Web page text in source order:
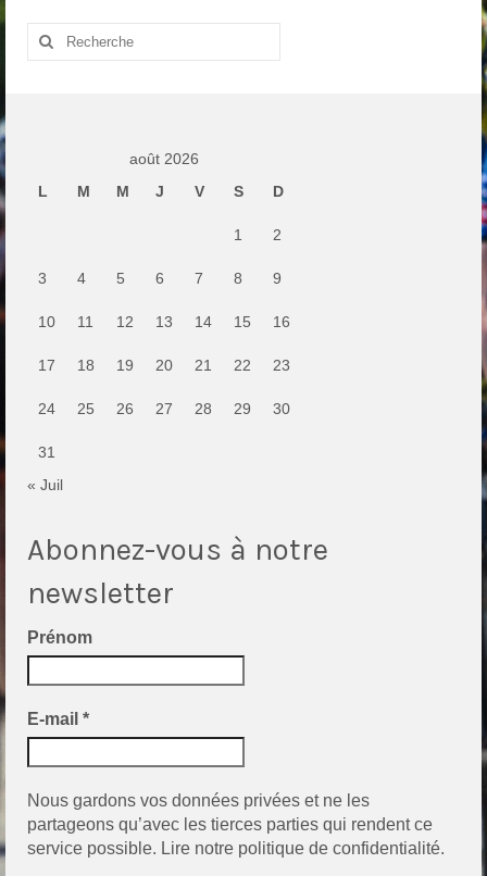
Rechercher
août 2026
L
M M J V S D
1 2
3 4 5 6 7 8 9
10 11 12 13 14 15 16
17 18 19 20 21 22 23
24 25 26 27 28 29 30
31
« Juil
Abonnez-vous à notre
newsletter
Prénom
E-mail *
Nous gardons vos données privées et ne les
partageons qu’avec les tierces parties qui rendent ce
service possible. Lire notre politique de confidentialité.